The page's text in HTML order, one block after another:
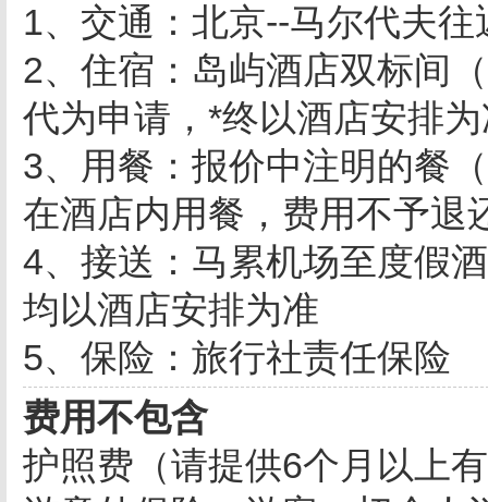
1、交通：北京--马尔代夫
2、住宿：岛屿酒店双标间
代为申请，*终以酒店安排
3、用餐：报价中注明的餐
在酒店内用餐，费用不予退
4、接送：马累机场至度假
均以酒店安排为准
5、保险：旅行社责任保险
费用不包含
护照费（请提供6个月以上